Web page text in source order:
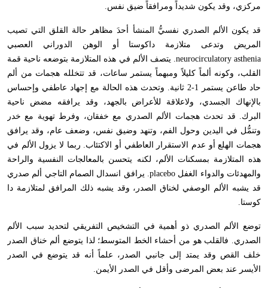
مركزي، وقد يكون شديداً ومرافقاً ضيق نفس.
قد يكون الألم الصدري نفسيُّ المنشأ أحدَ مظاهر حالة القلق التي تصيب
المريض وتدعى متلازمة داكوستا أو الوهن الدوراني العصبي
neurocirculatory asthenia. يتصف الألم في هذه المتلازمة بتوضعه ناحية قمة
القلب، وكونه ألماً كليلاً ومبهماً يستمر ساعات، قد تتخلله هجمات من ألم
حاد طاعن يستمر 1-2 ثانية. وتحدث هذه الحالة مع إجهاد عاطفي وإحساس
بالإنهاك الجسدي، ولاعلاقة للأعراض بالجهد، وقد يرافقه مضض ناحية
البرك. قد تحدث هجمات الألم الصدري مع خفقان، وفرط تهوية مع خدر
وتنمُّل في اليدين وحول الفم، وتنهد وضيق نفس، وضعف عام، وقد يرافق
هجمات الهلع أو عدم الاستقرار العاطفي أو الاكتئاب. ربما لا يزول الألم في
هذه المتلازمة بمسكنات الألم، لكنه يتحسن بالمعالجات النفسية والراحة
والمهدئات والدواء الغفل placebo. يرافق انسدال الصمام التاجي ألم صدري
قد يشبه الألم الوصفي لخناق الصدر، وقد يشبه ذلك المرافق لمتلازمة دا
كوستا.
توضع الألم الصدري ذو أهمية في التشخيص التفريقي لتحديد سبب الألم
الصدري. فالقلب هو من أحشاء الخط المتوسط؛ لذا يتوضع ألم خناق الصدر
خلف القص وقد يمتد إلى جانبي الصدر، علماً أنه قد يتوضع في الصدر
الأيسر عند بعض المرضى وأقل في الصدر الأيمن.